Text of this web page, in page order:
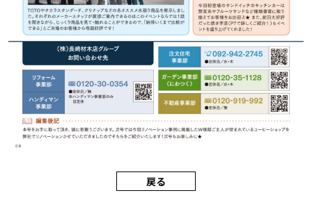
戻る